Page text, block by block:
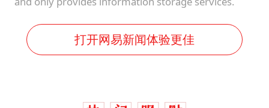
打开网易新闻体验更佳